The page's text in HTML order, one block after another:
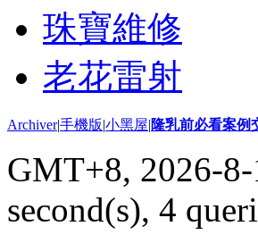
珠寶維修
老花雷射
Archiver|手機版|小黑屋|隆乳前必看案例
GMT+8, 2026-
second(s), 4